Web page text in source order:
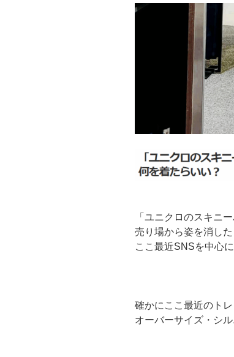
「ユニクロのスキニ
売り場から姿を消し
ここ最近SNSを中心
確かにここ最近のト
オーバーサイズ・シル